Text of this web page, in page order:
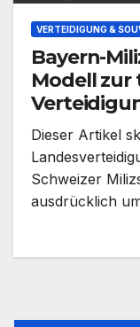
VERTEIDIGUNG &
Bayern-
Modell
Dieser Artikel
Schweizer
ausdrücklich